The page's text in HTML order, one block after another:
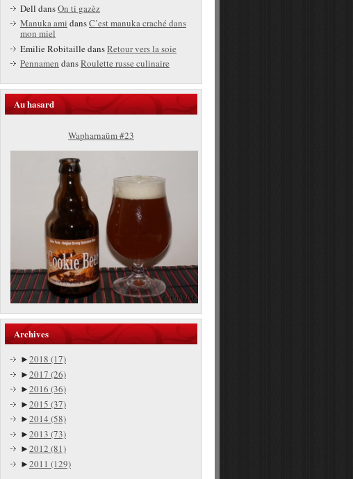
Dell dansOn ti gazèz
Manuka ami dansC’est manuka craché dans
mon miel
Emilie RobitailledansRetour vers la soie
Pennamen dansRoulette russe culinaire
Au hasard
Wapharnaüm #23
Archives
►2018 (17)
►2017 (26)
►2016 (36)
►2015 (37)
►2014 (58)
►2013 (73)
►2012 (81)
►2011 (129)